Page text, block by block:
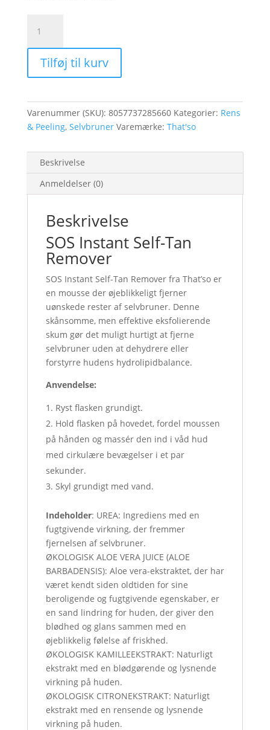
Instant
Self
Tan
Remover
antal
Tilføj til kurv
Varenummer (SKU): 8057737285660 Kategorier: Rens
& Peeling, Selvbruner Varemærke: That'so
Beskrivelse
Anmeldelser (0)
Beskrivelse
SOS Instant Self-Tan
Remover
SOS Instant Self-Tan Remover fra That’so er
en mousse der øjeblikkeligt fjerner
uønskede rester af selvbruner. Denne
skånsomme, men effektive eksfolierende
skum gør det muligt hurtigt at fjerne
selvbruner uden at dehydrere eller
forstyrre hudens hydrolipidbalance.
Anvendelse:
Ryst flasken grundigt.
Hold flasken på hovedet, fordel moussen
på hånden og massér den ind i våd hud
med cirkulære bevægelser i et par
sekunder.
Skyl grundigt med vand.
Indeholder: UREA: Ingrediens med en
fugtgivende virkning, der fremmer
fjernelsen af selvbruner.
ØKOLOGISK ALOE VERA JUICE (ALOE
BARBADENSIS): Aloe vera-ekstraktet, der har
været kendt siden oldtiden for sine
beroligende og fugtgivende egenskaber, er
en sand lindring for huden, der giver den
blødhed og glans sammen med en
øjeblikkelig følelse af friskhed.
ØKOLOGISK KAMILLEEKSTRAKT: Naturligt
ekstrakt med en blødgørende og lysnende
virkning på huden.
ØKOLOGISK CITRONEKSTRAKT: Naturligt
ekstrakt med en rensende og lysnende
virkning på huden.